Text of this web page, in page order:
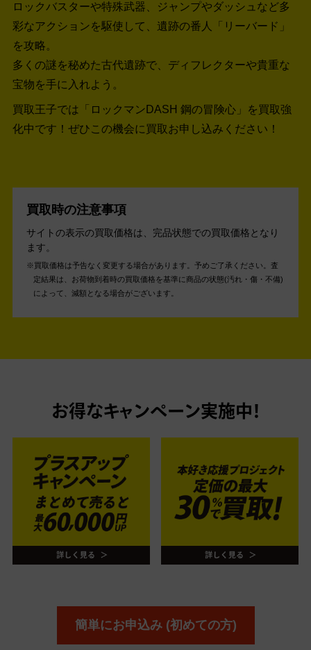
ロックバスターや特殊武器、ジャンプやダッシュなど多
彩なアクションを駆使して、遺跡の番人「リーバード」
を攻略。
多くの謎を秘めた古代遺跡で、ディフレクターや貴重な
宝物を手に入れよう。
買取王子では「ロックマンDASH 鋼の冒険心」を買取強
化中です！ ぜひこの機会に買取お申し込みください！
買取時の注意事項
サイトの表示の買取価格は、完品状態での買取価格となり
ます。
買取価格は予告なく変更する場合があります。予めご了承ください。 査
定結果は、お荷物到着時の買取価格を基準に商品の状態(汚れ・傷・不備)
によって、減額となる場合がございます。
お得なキャンペーン実施中！
簡単にお申込み (初めての方)